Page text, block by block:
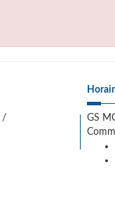
/
GS